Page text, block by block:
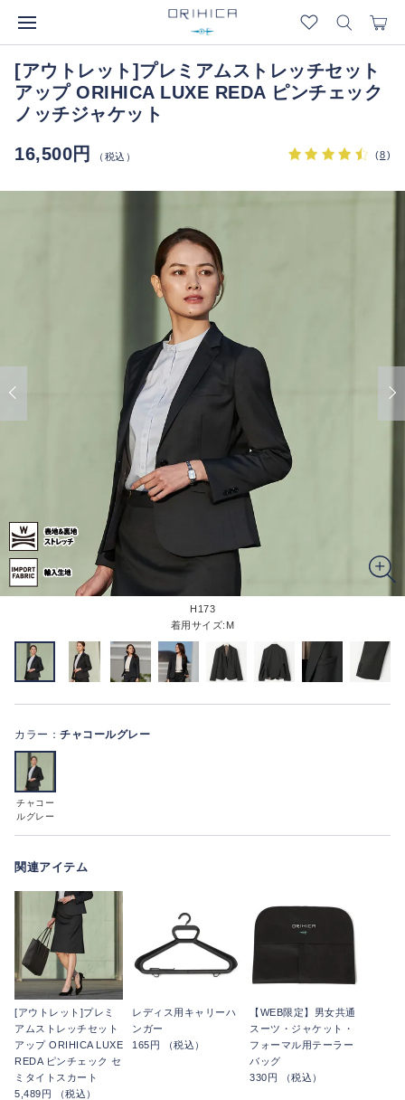
[アウトレット]プレミアムストレッチセット
アップ ORIHICA LUXE REDA ピンチェック
ノッチジャケット
16,500円
（税込） (8)
H173
着用サイズ:M
カラー： チャコールグレー
チャコー
ルグレー
関連アイテム
[アウトレット]プレミ
アムストレッチセット
アップ ORIHICA LUXE
REDA ピンチェック セ
ミタイトスカート
5,489円 （税込）
レディス用キャリーハ
ンガー
165円 （税込）
【WEB限定】男女共通
スーツ・ジャケット・
フォーマル用テーラー
バッグ
330円 （税込）